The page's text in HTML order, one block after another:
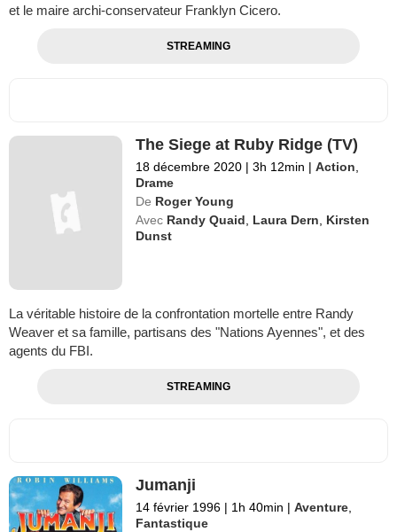
et le maire archi-conservateur Franklyn Cicero.
STREAMING
The Siege at Ruby Ridge (TV)
18 décembre 2020 | 3h 12min | Action
Drame
De Roger Young
Avec Randy Quaid Laura Dern
Kirsten
Dunst
La véritable histoire de la confrontation mortelle entre Randy
Weaver et sa famille, partisans des "Nations Ayennes", et des
agents du FBI.
STREAMING
Jumanji
14 février 1996 | 1h 40min | Aventure
Fantastique